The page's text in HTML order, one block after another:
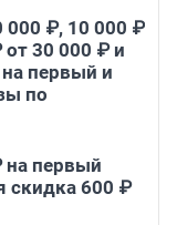
000 ₽, 10 000 ₽
30 000 ₽ и
первый и
по
на первый
скидка 600 ₽